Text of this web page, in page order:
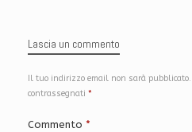
Lascia un commento
Il tuo indirizzo email non sarà pubblicato.
contrassegnati *
Commento *